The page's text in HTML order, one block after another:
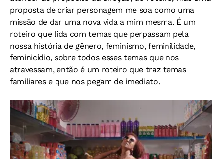
proposta de criar personagem me soa como uma
missão de dar uma nova vida a mim mesma. É um
roteiro que lida com temas que perpassam pela
nossa história de gênero, feminismo, feminilidade,
feminicídio, sobre todos esses temas que nos
atravessam, então é um roteiro que traz temas
familiares e que nos pegam de imediato.